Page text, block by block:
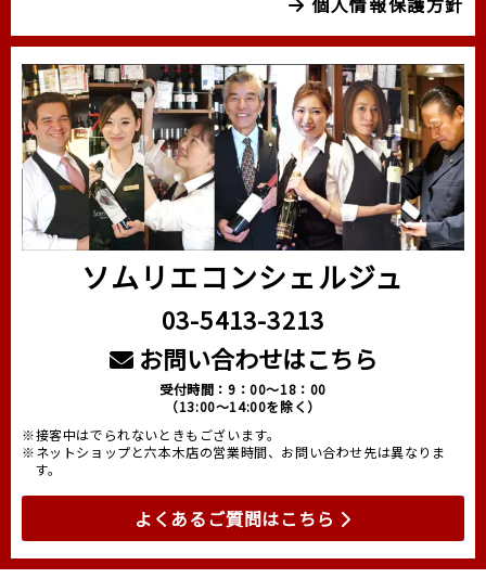
ソムリエコンシェルジュ
03-5413-3213
お問い合わせはこちら
受付時間：9：00～18：00
（13:00～14:00を除く）
※接客中はでられないときもございます。
※ネットショップと六本木店の営業時間、お問い合わせ先は異なりま
す。
よくあるご質問はこちら